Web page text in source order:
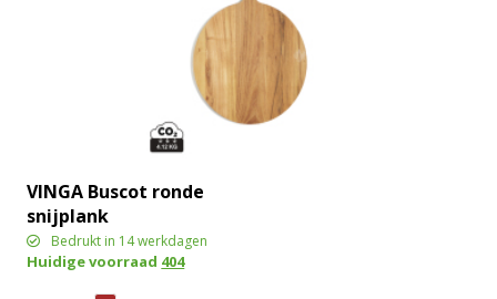
VINGA Buscot ronde
snijplank
Bedrukt in 14 werkdagen
Huidige voorraad 404